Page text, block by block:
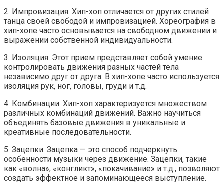
2. Импровизация. Хип-хоп отличается от других стилей
танца своей свободой и импровизацией. Хореография в
хип-хопе часто основывается на свободном движении и
выражении собственной индивидуальности.
3. Изоляция. Этот прием представляет собой умение
контролировать движения разных частей тела
независимо друг от друга. В хип-хопе часто используется
изоляция рук, ног, головы, груди и т.д.
4. Комбинации. Хип-хоп характеризуется множеством
различных комбинаций движений. Важно научиться
объединять базовые движения в уникальные и
креативные последовательности.
5. Зацепки. Зацепка — это способ подчеркнуть
особенности музыки через движение. Зацепки, такие
как «волна», «конгликт», «покачивание» и т.д., позволяют
создать эффектное и запоминающееся выступление.